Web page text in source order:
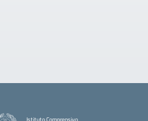
Istituto Comprensivo